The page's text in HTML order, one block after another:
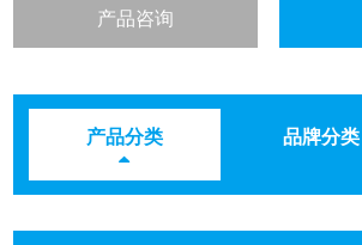
产品咨询
产品分类 品牌分类